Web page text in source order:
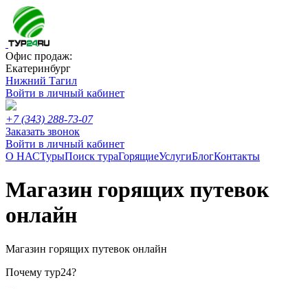
Офис продаж:
Екатеринбург
Нижний Тагил
Войти в личный кабинет
+7 (343) 288-73-07
Заказать звонок
Войти в личный кабинет
О НАСТурыПоиск тураГорящиеУслугиБлогКонтакты
Магазин горящих путевок
онлайн
Магазин горящих путевок онлайн
Почему тур24?